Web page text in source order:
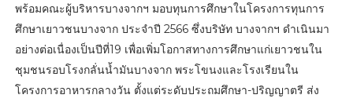
พร้อมคณะผู้บริหารบางจากฯ มอบทุนการศึกษาในโครงการทุนการ
ศึกษาเยาวชนบางจาก ประจำปี 2566 ซึ่งบริษัท บางจากฯ ดำเนินมา
อย่างต่อเนื่องเป็นปีที่19 เพื่อเพิ่มโอกาสทางการศึกษาแก่เยาวชนใน
ชุมชนรอบโรงกลั่นน้ำมันบางจาก พระโขนงและโรงเรียนใน
โครงการอาหารกลางวัน ตั้งแต่ระดับประถมศึกษา-ปริญญาตรี ส่ง